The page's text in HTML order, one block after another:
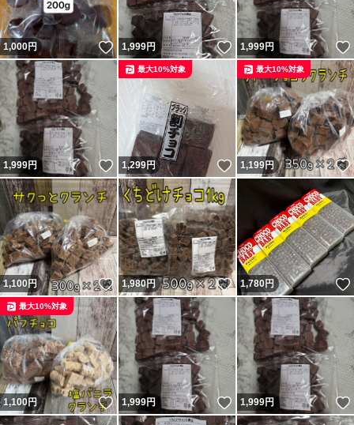
1,000円 いいね！
1,999円 いいね！
1,999円
1,999円 いいね！
1,299円 いいね！
最大10%対象
1,199円
最大10%対象
1,100円 いいね！
1,980円 いいね！
1,780円
1,100円 いいね！
最大10%対象
1,999円 いいね！
1,999円